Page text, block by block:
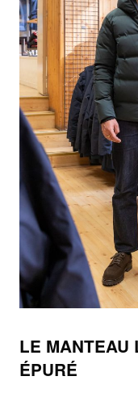
LE MANTEAU
ÉPURÉ